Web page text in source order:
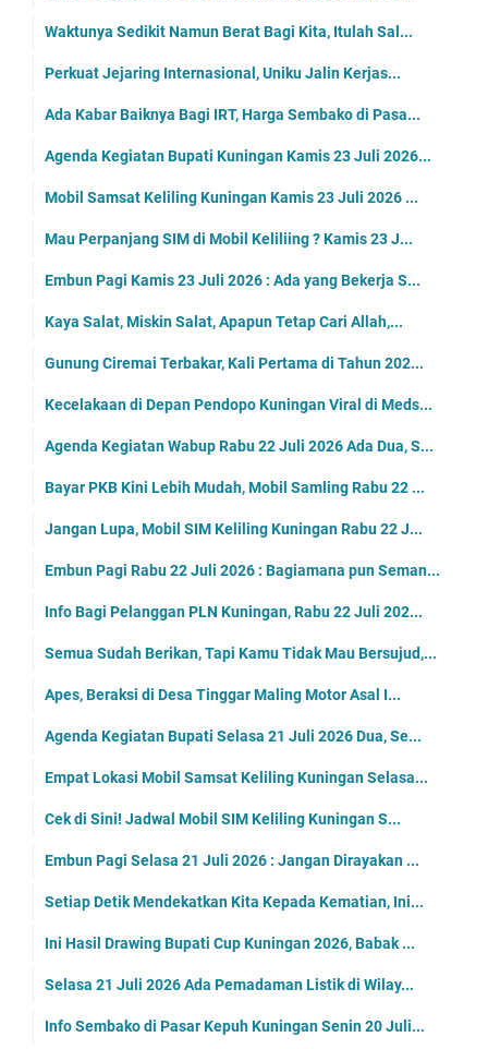
Waktunya Sedikit Namun Berat Bagi Kita, Itulah Sal...
Perkuat Jejaring Internasional, Uniku Jalin Kerjas...
Ada Kabar Baiknya Bagi IRT, Harga Sembako di Pasa...
Agenda Kegiatan Bupati Kuningan Kamis 23 Juli 2026...
Mobil Samsat Keliling Kuningan Kamis 23 Juli 2026 ...
Mau Perpanjang SIM di Mobil Keliliing ? Kamis 23 J...
Embun Pagi Kamis 23 Juli 2026 : Ada yang Bekerja S...
Kaya Salat, Miskin Salat, Apapun Tetap Cari Allah,...
Gunung Ciremai Terbakar, Kali Pertama di Tahun 202...
Kecelakaan di Depan Pendopo Kuningan Viral di Meds...
Agenda Kegiatan Wabup Rabu 22 Juli 2026 Ada Dua, S...
Bayar PKB Kini Lebih Mudah, Mobil Samling Rabu 22 ...
Jangan Lupa, Mobil SIM Keliling Kuningan Rabu 22 J...
Embun Pagi Rabu 22 Juli 2026 : Bagiamana pun Seman...
Info Bagi Pelanggan PLN Kuningan, Rabu 22 Juli 202...
Semua Sudah Berikan, Tapi Kamu Tidak Mau Bersujud,...
Apes, Beraksi di Desa Tinggar Maling Motor Asal I...
Agenda Kegiatan Bupati Selasa 21 Juli 2026 Dua, Se...
Empat Lokasi Mobil Samsat Keliling Kuningan Selasa...
Cek di Sini! Jadwal Mobil SIM Keliling Kuningan S...
Embun Pagi Selasa 21 Juli 2026 : Jangan Dirayakan ...
Setiap Detik Mendekatkan Kita Kepada Kematian, Ini...
Ini Hasil Drawing Bupati Cup Kuningan 2026, Babak ...
Selasa 21 Juli 2026 Ada Pemadaman Listik di Wilay...
Info Sembako di Pasar Kepuh Kuningan Senin 20 Juli...